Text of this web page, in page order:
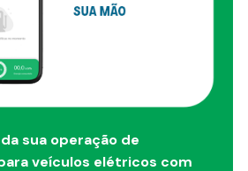
sua operação de
veículos elétricos com